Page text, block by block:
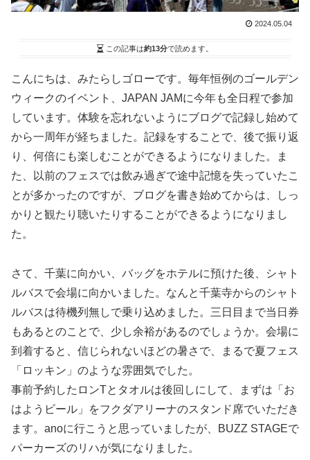
2024.05.04
この記事は約13分で読めます。
こんにちは、みたらしゴローです。毎年恒例のゴールデン
ウィークのイベント、JAPAN JAMに今年も全日程で参加
しています。体験を忘れないようにブログで記録し始めて
から一周年が経ちました。記録をすることで、後で振り返
り、何倍にも楽しむことができるようになりました。ま
た、以前のフェスでは飲み過ぎで途中記憶を失っていたこ
とが多かったのですが、ブログを書き始めてからは、しっ
かりと観たり聴いたりすることができるようになりまし
た。
さて、千葉に向かい、バッグをホテルに預けた後、シャト
ルバスで会場に向かいました。なんと千葉寺からのシャト
ルバスは待機列無しで乗り込めました。三日目まで当日券
もあるとのことで、少し余裕があるのでしょうか。会場に
到着すると、信じられないほどの暑さで、まるで夏フェス
「ロッキン」のような雰囲気でした。
事前予約したロンTとタオルは後回しにして、まずは「お
はようビール」をフクダアリーナのスタンド席でいただき
ます。anoに行こうと思っていましたが、BUZZ STAGEで
パーカーズのリハが気になりました。